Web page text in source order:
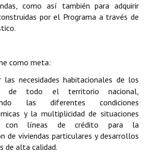
Huellas - Registro
- Registro
Registro
como así también para adquirir
por el Programa a través de
como meta:
las necesidades habitacionales de los
de todo el territorio nacional,
las diferentes condiciones
y la multiplicidad de situaciones
con líneas de crédito para la
de viviendas particulares y desarrollos
de alta calidad.